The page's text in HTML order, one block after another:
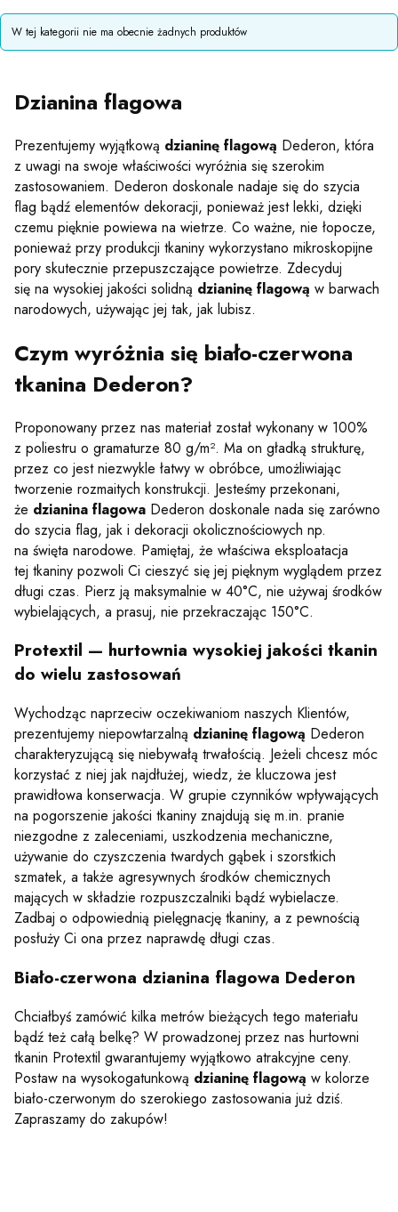
Lista produktów
W tej kategorii nie ma obecnie żadnych produktów
Dzianina flagowa
Prezentujemy wyjątkową dzianinę flagową Dederon, która
z uwagi na swoje właściwości wyróżnia się szerokim
zastosowaniem. Dederon doskonale nadaje się do szycia
flag bądź elementów dekoracji, ponieważ jest lekki, dzięki
czemu pięknie powiewa na wietrze. Co ważne, nie łopocze,
ponieważ przy produkcji tkaniny wykorzystano mikroskopijne
pory skutecznie przepuszczające powietrze. Zdecyduj
się na wysokiej jakości solidną dzianinę flagową w barwach
narodowych, używając jej tak, jak lubisz.
Czym wyróżnia się biało-czerwona
tkanina Dederon?
Proponowany przez nas materiał został wykonany w 100%
z poliestru o gramaturze 80 g/m². Ma on gładką strukturę,
przez co jest niezwykle łatwy w obróbce, umożliwiając
tworzenie rozmaitych konstrukcji. Jesteśmy przekonani,
że dzianina flagowa Dederon doskonale nada się zarówno
do szycia flag, jak i dekoracji okolicznościowych np.
na święta narodowe. Pamiętaj, że właściwa eksploatacja
tej tkaniny pozwoli Ci cieszyć się jej pięknym wyglądem przez
długi czas. Pierz ją maksymalnie w 40°C, nie używaj środków
wybielających, a prasuj, nie przekraczając 150°C.
Protextil — hurtownia wysokiej jakości tkanin
do wielu zastosowań
Wychodząc naprzeciw oczekiwaniom naszych Klientów,
prezentujemy niepowtarzalną dzianinę flagową Dederon
charakteryzującą się niebywałą trwałością. Jeżeli chcesz móc
korzystać z niej jak najdłużej, wiedz, że kluczowa jest
prawidłowa konserwacja. W grupie czynników wpływających
na pogorszenie jakości tkaniny znajdują się m.in. pranie
niezgodne z zaleceniami, uszkodzenia mechaniczne,
używanie do czyszczenia twardych gąbek i szorstkich
szmatek, a także agresywnych środków chemicznych
mających w składzie rozpuszczalniki bądź wybielacze.
Zadbaj o odpowiednią pielęgnację tkaniny, a z pewnością
posłuży Ci ona przez naprawdę długi czas.
Biało-czerwona dzianina flagowa Dederon
Chciałbyś zamówić kilka metrów bieżących tego materiału
bądź też całą belkę? W prowadzonej przez nas hurtowni
tkanin Protextil gwarantujemy wyjątkowo atrakcyjne ceny.
Postaw na wysokogatunkową dzianinę flagową w kolorze
biało-czerwonym do szerokiego zastosowania już dziś.
Zapraszamy do zakupów!